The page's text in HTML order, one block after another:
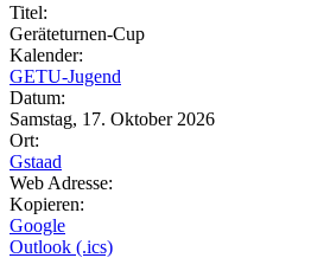
Titel:
Geräteturnen-Cup
Kalender:
GETU-Jugend
Datum:
Samstag, 17. Oktober 2026
Ort:
Gstaad
Web Adresse:
Kopieren:
Google
Outlook (.ics)